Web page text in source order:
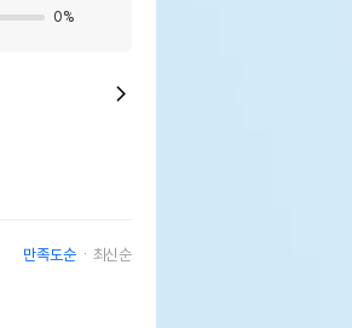
0%
만족도순 최신순